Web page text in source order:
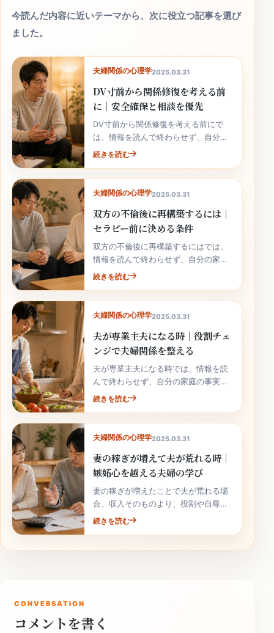
今読んだ内容に近いテーマから、次に役立つ記事を選び
ました。
夫婦関係の心理学2025.03.31
DV寸前から関係修復を考える前
に｜安全確保と相談を優先
DV寸前から関係修復を考える前にで
は、情報を読んで終わらせず、自分の
家庭の事実と次の行動へ落とし込むこ
続きを読む
夫婦関係の心理学2025.03.31
双方の不倫後に再構築するには｜
セラピー前に決める条件
双方の不倫後に再構築するにはでは、
情報を読んで終わらせず、自分の家庭
の事実と次の行動へ落とし込むことが
続きを読む
夫婦関係の心理学2025.03.31
夫が専業主夫になる時｜役割チェ
ンジで夫婦関係を整える
夫が専業主夫になる時では、情報を読
んで終わらせず、自分の家庭の事実と
次の行動へ落とし込むことが大切で
続きを読む
夫婦関係の心理学2025.03.31
妻の稼ぎが増えて夫が荒れる時｜
嫉妬心を越える夫婦の学び
妻の稼ぎが増えたことで夫が荒れる場
合、収入そのものより、役割や自尊心
の揺れが関係していることがありま
続きを読む
CONVERSATION
コメントを書く